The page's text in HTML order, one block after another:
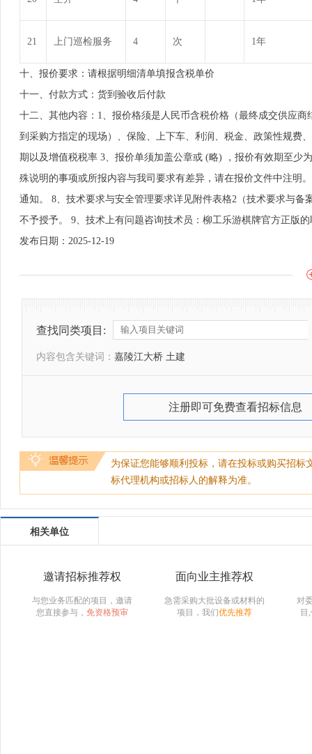
21 上门巡检服务 4 次 1年
十、报价要求：请根据明细清单填报含税单价
十一、付款方式：货到验收后付款
十二、其他内容：1、报价格须是人民币含税价格（最终成交供应
到采购方指定的现场）、保险、上下车、利润、税金、政策性规费
期以及增值税税率 3、报价单须加盖公章或 (略) ，报价有效期至少
殊说明的事项或所报内容与我司要求有差异，请在报价文件中注明
通知。 8、技术要求与安全管理要求详见附件表格2（技术要求与
不予授予。 9、技术上有问题咨询技术员：柳工乐游棋牌官方正版
发布日期：2025-12-19
查找同类项目:
内容包含关键词： 嘉陵江大桥 土建
注册即可免费查看招标信息
为保证您能够顺利投标，请在投标或购买招
标代理机构或招标人的解释为准。
相关单位
邀请招标推荐权
与您业务匹配的项目，邀请
您直接参与， 免资格预审
面向业主推荐权
急需采购大批设备或材料的
项目，我们优先推荐
对
目